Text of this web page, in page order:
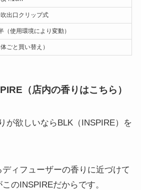
出口クリップ式
（使用環境により変動）
ごと買い替え）
（店内の香りはこちら）
が欲しいならBLK（INSPIRE）を
ィフューザーの香りに近づけて
のINSPIREだからです。